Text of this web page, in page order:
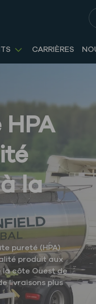
CARRIÈRES
la
pureté (HPA)
produit aux
la côte Ouest de
livraisons plus